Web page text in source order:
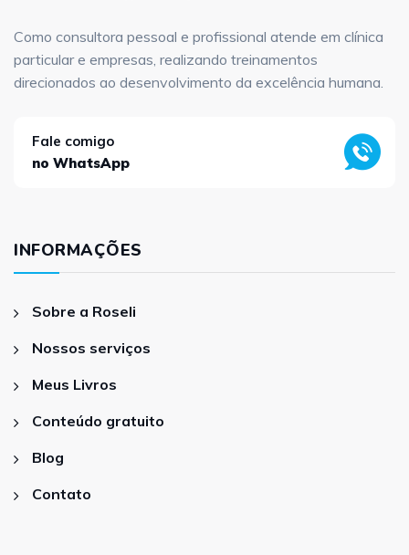
Como consultora pessoal e profissional atende em clínica
particular e empresas, realizando treinamentos
direcionados ao desenvolvimento da excelência humana.
Fale comigo
no WhatsApp
INFORMAÇÕES
Sobre a Roseli
Nossos serviços
Meus Livros
Conteúdo gratuito
Blog
Contato